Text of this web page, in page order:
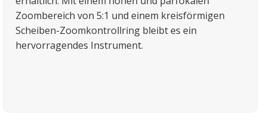
Zoombereich von 5:1 und einem kreisförmigen
Scheiben-Zoomkontrollring bleibt es ein
hervorragendes Instrument.